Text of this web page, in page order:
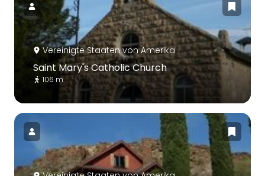
Vereinigte Staaten von Amerika
Saint Mary's Catholic Church
106 m